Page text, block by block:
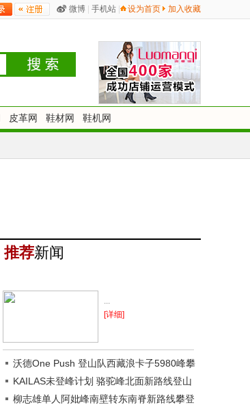
设为首页 加入收藏
手机站
微博
皮革网 鞋材网 鞋机网
推荐新闻
...
[详细]
沃德One Push 登山队西藏浪卡子5980峰攀
登日记
KAILAS未登峰计划 骆驼峰北面新路线登山
报告
柳志雄单人阿妣峰南壁转东南脊新路线攀登